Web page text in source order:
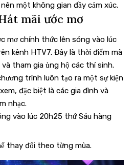
một không gian đầy cảm xúc.
mãi ước mơ
mơ chính thức lên sóng vào lúc
kênh HTV7. Đây là thời điểm mà
tham gia ủng hộ các thí sinh.
trình luôn tạo ra một sự kiện
đặc biệt là các gia đình và
nhạc.
vào lúc 20h25 thứ Sáu hàng
thay đổi theo từng mùa.